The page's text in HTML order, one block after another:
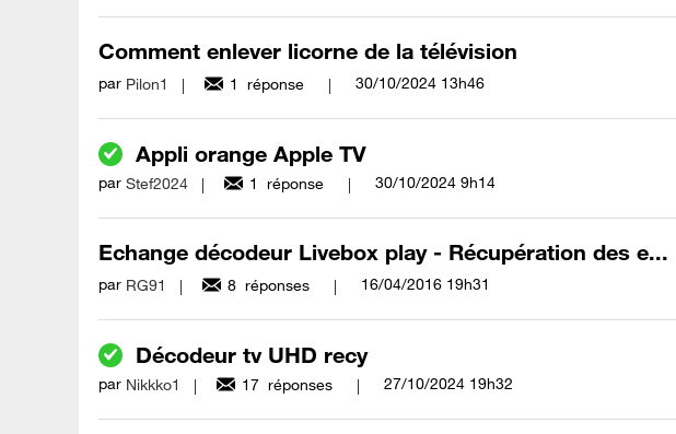
Comment enlever licorne de la télévision
par Pilon1 1 réponse ‎30/10/2024 13h46
Appli orange Apple TV
par Stef2024 1 réponse ‎30/10/2024 9h14
Echange décodeur Livebox play - Récupération des e...
par RG91 8 réponses ‎16/04/2016 19h31
Décodeur tv UHD recy
par Nikkko1 17 réponses ‎27/10/2024 19h32